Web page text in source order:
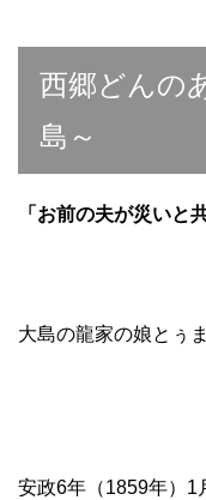
西郷どんの
島～
「お前の夫が災いと
大島の龍家の娘とぅ
安政6年（1859年）1